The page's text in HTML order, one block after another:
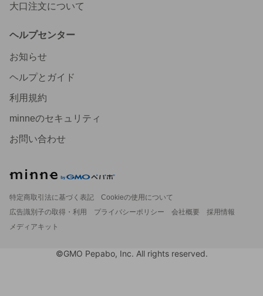
大口注文について
ヘルプセンター
お知らせ
ヘルプとガイド
利用規約
minneのセキュリティ
お問い合わせ
特定商取引法に基づく表記
Cookieの使用について
広告識別子の取得・利用
プライバシーポリシー 会社概要
採用情報
メディアキット
©GMO Pepabo, Inc. All rights reserved.